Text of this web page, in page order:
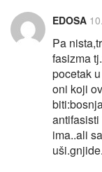
EDOSA
Pa
fasizma
pocetak
oni koji
ima..ali